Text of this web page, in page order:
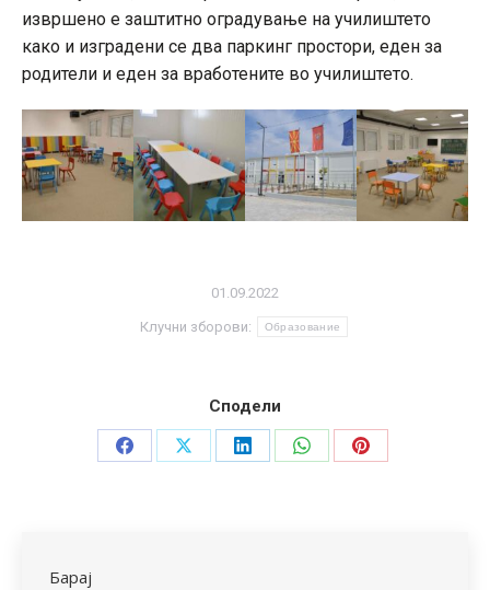
извршено е заштитно оградување на училиштето
како и изградени се два паркинг простори, еден за
родители и еден за вработените во училиштето.
01.09.2022
Клучни зборови: Образование
Сподели
Share
Share
Share
Share
Share
Барај